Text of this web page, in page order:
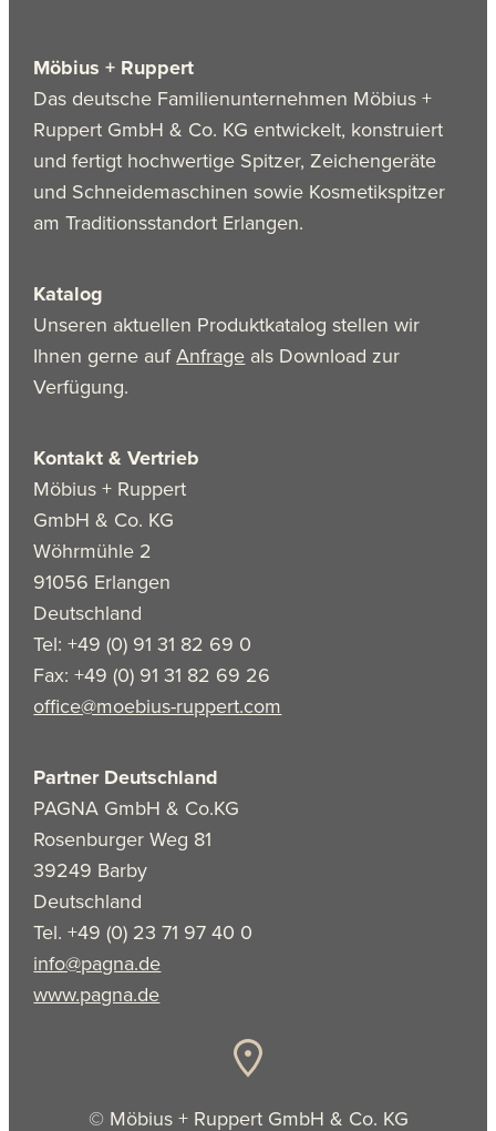
Möbius + Ruppert
Das deutsche Familienunternehmen Möbius +
Ruppert GmbH & Co. KG entwickelt, konstruiert
und fertigt hochwertige Spitzer, Zeichengeräte
und Schneidemaschinen sowie Kosmetikspitzer
am Traditionsstandort Erlangen.
Katalog
Unseren aktuellen Produktkatalog stellen wir
Ihnen gerne aufAnfrage als Download zur
Verfügung.
Kontakt & Vertrieb
Möbius + Ruppert
GmbH & Co. KG
Wöhrmühle 2
91056 Erlangen
Deutschland
Tel: +49 (0) 91 31 82 69 0
Fax: +49 (0) 91 31 82 69 26
office@moebius-ruppert.com
Partner Deutschland
PAGNA GmbH & Co.KG
Rosenburger Weg 81
39249 Barby
Deutschland
Tel. +49 (0) 23 71 97 40 0
info@pagna.de
www.pagna.de
© Möbius + Ruppert GmbH & Co. KG